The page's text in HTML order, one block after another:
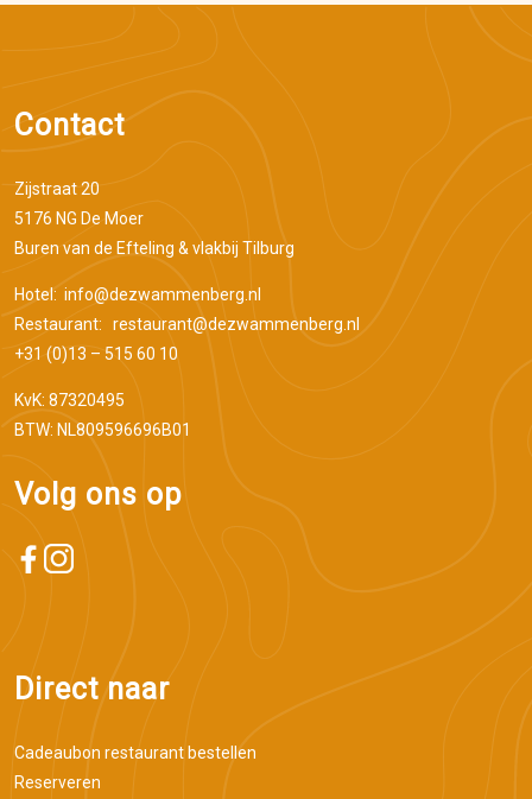
Contact
Zijstraat 20
5176 NG De Moer
Buren van de Efteling & vlakbij Tilburg
Hotel: info@dezwammenberg.nl
Restaurant:
restaurant@dezwammenberg.nl
+31 (0)13 – 515 60 10
KvK: 87320495
BTW: NL809596696B01
Volg ons op
Direct naar
Cadeaubon restaurant bestellen
Reserveren